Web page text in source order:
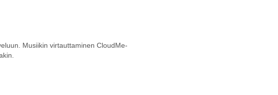
Musiikin virtauttaminen CloudMe-